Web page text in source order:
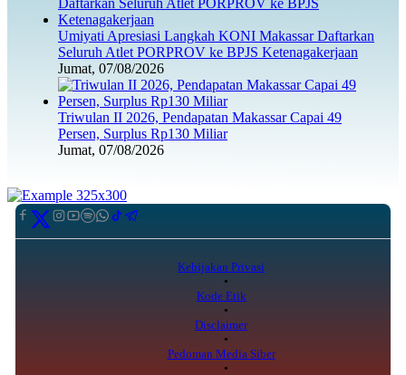
Umiyati Apresiasi Langkah KONI Makassar Daftarkan
Seluruh Atlet PORPROV ke BPJS Ketenagakerjaan
Jumat, 07/08/2026
Triwulan II 2026, Pendapatan Makassar Capai 49
Persen, Surplus Rp130 Miliar
Jumat, 07/08/2026
Kebijakan Privasi
Kode Etik
Disclaimer
Pedoman Media Siber